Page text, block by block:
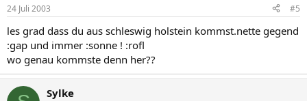
24 Juli 2003 #5
les grad dass du aus schleswig holstein kommst.nette gegend
:gap und immer :sonne ! :rofl
wo genau kommste denn her??
Sylke